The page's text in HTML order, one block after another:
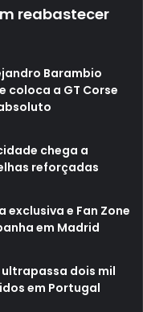
reabastecer
Barambio
coloca a GT Corse
chega a
reforçadas
exclusiva e Fan Zone
em Madrid
ultrapassa dois mil
em Portugal